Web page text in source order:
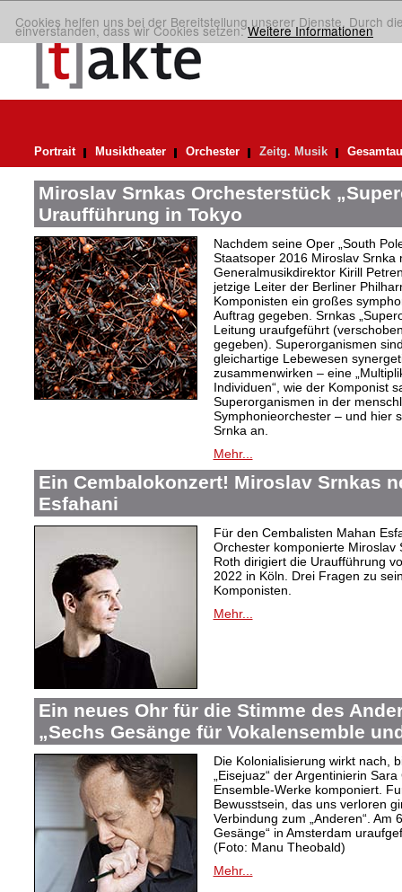
Cookies helfen uns bei der Bereitstellung unserer Dienste. Durch
einverstanden, dass wir Cookies setzen.Weitere Informationen
Portrait Musiktheater Orchester Zeitg. Musik
Miroslav Srnkas Orchesterstück
Uraufführung in Tokyo
Nachdem seine Oper „South
Staatsoper 2016 Miroslav Srnka
Generalmusikdirektor Kirill
jetzige Leiter der Berliner
Komponisten ein großes
Auftrag gegeben. Srnkas
Leitung uraufgeführt
gegeben). Superorganismen
gleichartige Lebewesen
zusammenwirken – eine
Individuen“, wie der Komponist
Superorganismen in der
Symphonieorchester – und hier
Srnka an.
Mehr...
Ein Cembalokonzert! Miroslav Srnkas
Esfahani
Für den Cembalisten Mahan
Orchester komponierte Miroslav
Roth dirigiert die Uraufführung
2022 in Köln. Drei Fragen zu
Komponisten.
Mehr...
Ein neues Ohr für die Stimme des
„Sechs Gesänge für Vokalensemble
Die Kolonialisierung wirkt nach,
„Eisejuaz“ der Argentinierin
Ensemble-Werke komponiert.
Bewusstsein, das uns verloren
Verbindung zum „Anderen“. Am
Gesänge“ in Amsterdam
(Foto: Manu Theobald)
Mehr...